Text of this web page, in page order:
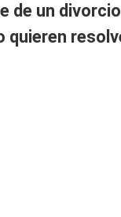
de un
quieren